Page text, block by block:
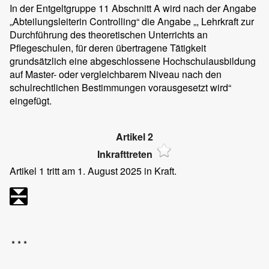
In der Entgeltgruppe 11 Abschnitt A wird nach der Angabe
„Abteilungsleiterin Controlling“ die Angabe „, Lehrkraft zur
Durchführung des theoretischen Unterrichts an
Pflegeschulen, für deren übertragene Tätigkeit
grundsätzlich eine abgeschlossene Hochschulausbildung
auf Master- oder vergleichbarem Niveau nach den
schulrechtlichen Bestimmungen vorausgesetzt wird“
eingefügt.
Artikel 2
Inkrafttreten
Artikel 1 tritt am 1. August 2025 in Kraft.
* * *